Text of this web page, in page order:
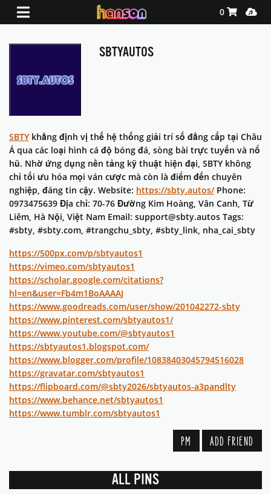
Shopping
0
SBTYAUTOS
SBTY khẳng định vị thế hệ thống giải trí số đẳng cấp tại Châu
Á qua các loại hình cá độ bóng đá, sòng bài trực tuyến và nổ
hũ. Nhờ ứng dụng nền tảng kỹ thuật hiện đại, SBTY không
chỉ tối ưu hóa mọi ván cược mà còn là điểm đến chuyên
nghiệp, đáng tin cậy. Website: https://sbty.autos/Phone:
0973475639 Địa chỉ: 70-76 Đường Kim Hoàng, Vân Canh, Từ
Liêm, Hà Nội, Việt Nam Email: support@sbty.autos Tags:
#sbty, #sbty.com, #trangchu_sbty, #sbty_link, nha_cai_sbty
https://500px.com/p/sbtyautos1
https://vimeo.com/sbtyautos1
https://scholar.google.com/citations?
hl=en&user=Fb4m1BoAAAAJ
https://www.goodreads.com/user/show/201042272-sbty
https://www.pinterest.com/sbtyautos1/
https://www.youtube.com/@sbtyautos1
https://sbtyautos1.blogspot.com/
https://www.blogger.com/profile/10838403045794516028
https://gravatar.com/sbtyautos1
https://flipboard.com/@sbty2026/sbtyautos-a3pandlty
https://www.behance.net/sbtyautos1
https://www.tumblr.com/sbtyautos1
PM ADD FRIEND
ALL PINS